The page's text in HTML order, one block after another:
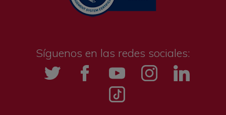
Síguenos en las redes sociales:
Twitter FacebookYouTube InstagrammLinkedIn
Tik tok